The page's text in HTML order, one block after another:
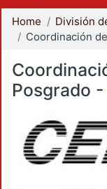
Home
Posgrado -